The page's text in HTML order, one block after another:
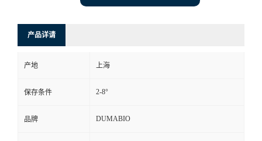
在
线
产品详请
产地 上海
保存条件 2-8°
品牌 DUMABIO